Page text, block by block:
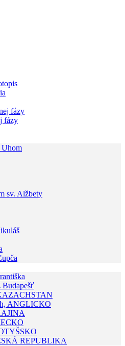
fázy
fázy
Uhom
sv. Alžbety
ANGLICKO
REPUBLIKA